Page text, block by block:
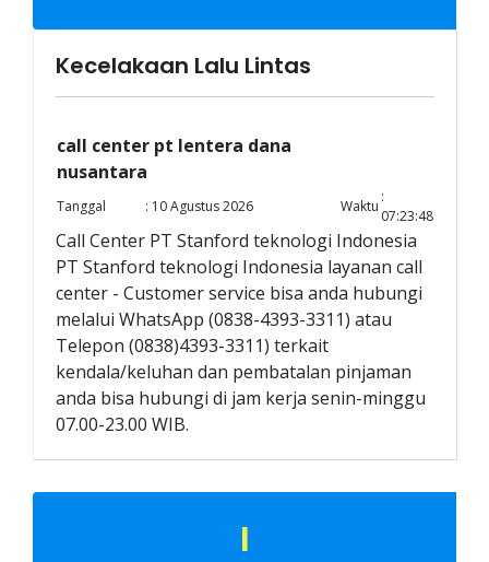
Kecelakaan Lalu Lintas
call center pt lentera dana
nusantara
Tanggal : 10 Agustus 2026 Waktu
:
07:23:48
Call Center PT Stanford teknologi Indonesia
PT Stanford teknologi Indonesia layanan call
center - Customer service bisa anda hubungi
melalui WhatsApp (0838-4393-3311) atau
Telepon (0838)4393-3311) terkait
kendala/keluhan dan pembatalan pinjaman
anda bisa hubungi di jam kerja senin-minggu
07.00-23.00 WIB.
I